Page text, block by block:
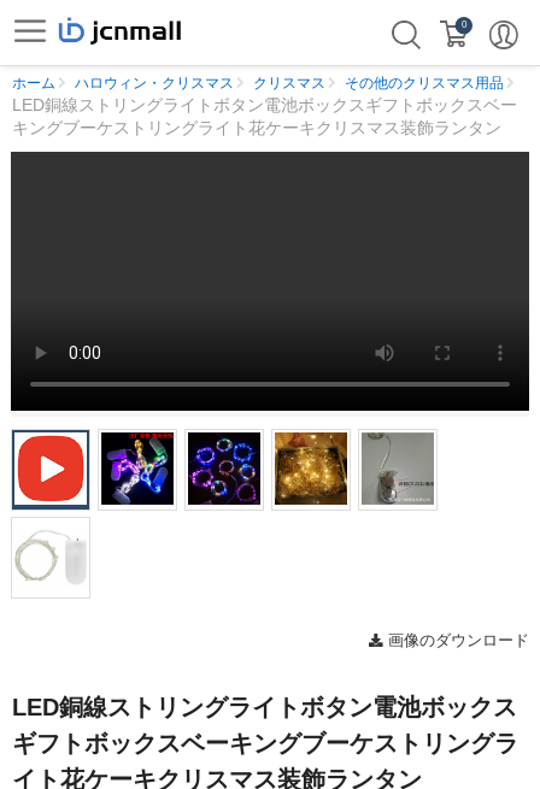
0
ホーム ハロウィン・クリスマス クリスマス その他のクリスマス用品
LED銅線ストリングライトボタン電池ボックスギフトボックスベー
キングブーケストリングライト花ケーキクリスマス装飾ランタン
画像のダウンロード
LED銅線ストリングライトボタン電池ボックス
ギフトボックスベーキングブーケストリングラ
イト花ケーキクリスマス装飾ランタン